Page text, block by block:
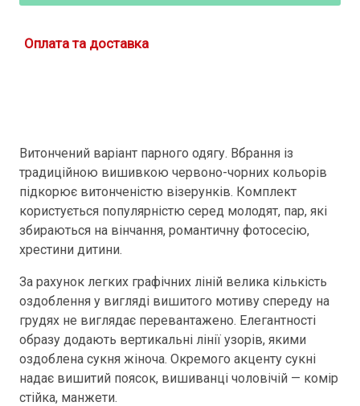
Оплата та доставка
Витончений варіант парного одягу. Вбрання із
традиційною вишивкою червоно-чорних кольорів
підкорює витонченістю візерунків. Комплект
користується популярністю серед молодят, пар, які
збираються на вінчання, романтичну фотосесію,
хрестини дитини.
За рахунок легких графічних ліній велика кількість
оздоблення у вигляді вишитого мотиву спереду на
грудях не виглядає перевантажено. Елегантності
образу додають вертикальні лінії узорів, якими
оздоблена сукня жіноча. Окремого акценту сукні
надає вишитий поясок, вишиванці чоловічій — комір
стійка, манжети.